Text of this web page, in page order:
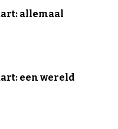
allemaal
een wereld